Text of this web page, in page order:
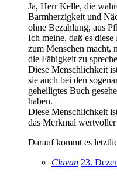
Ja, Herr Kelle, die
Barmherzigkeit und
ohne Bezahlung, aus
Ich meine, daß es
zum Menschen macht,
die Fähigkeit zu
Diese Menschlichkeit
sie auch bei den
geheiligtes Buch
haben.
Diese Menschlichkeit
das Merkmal wertvoller
Darauf kommt es
Clavan 23.